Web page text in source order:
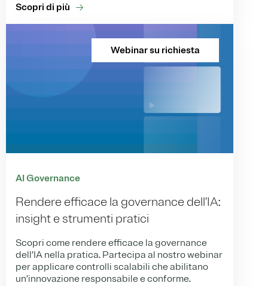
Scopri di più
Webinar su richiesta
AI Governance
Rendere efficace la governance dell’IA:
insight e strumenti pratici
Scopri come rendere efficace la governance
dell’IA nella pratica. Partecipa al nostro webinar
per applicare controlli scalabili che abilitano
un’innovazione responsabile e conforme.